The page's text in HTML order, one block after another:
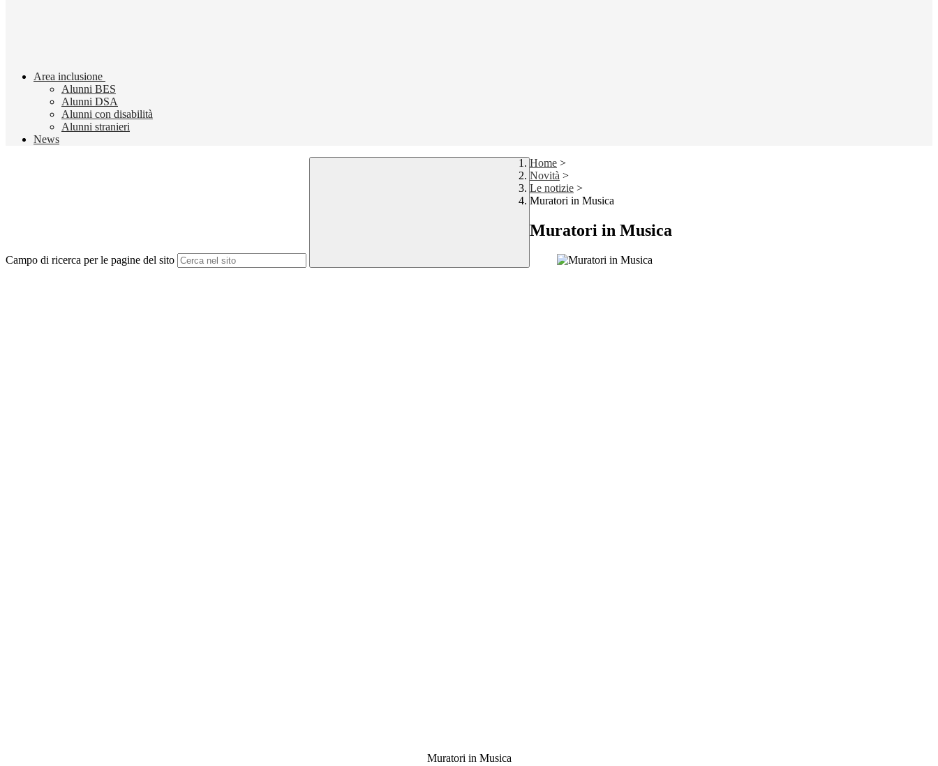
Area inclusione
Alunni BES
Alunni DSA
Alunni con disabilità
Alunni stranieri
News
Campo di ricerca per le pagine del sito
Home >
Novità >
Le notizie >
Muratori in Musica
Muratori in Musica
Muratori in Musica